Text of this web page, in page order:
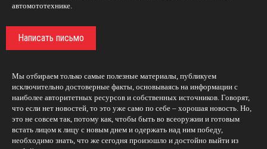
автомототехнике.
Написать письмо
Мы отбираем только самые полезные материалы, публикуем
исключительно достоверные факты, основываясь на информации с
наиболее авторитетных ресурсов и собственных источников. Говорят,
что если нет новостей, то это уже само по себе – хорошая новость. Но,
это не совсем так, потому как, чтобы быть во всеоружии и готовым
встать лицом к лицу с новым днем и одержать над ним победу,
необходимо знать, что же сегодня произошло и достойно выйти из